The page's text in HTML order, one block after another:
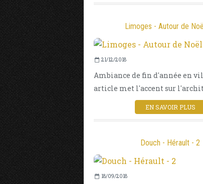
Limoges - Autour de
21/12/2018
Ambiance de fin d'année en
article met l'accent sur
EN SAVOIR PLUS
Douch - Hérault - 2
18/09/2018